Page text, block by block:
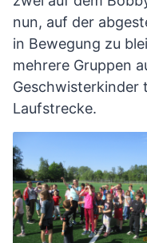
nun, auf der
in Bewegung zu
mehrere Gruppen
Geschwisterkinder
Laufstrecke.